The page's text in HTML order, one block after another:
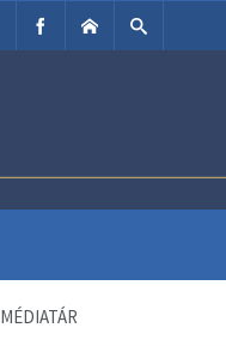
MÉDIATÁR